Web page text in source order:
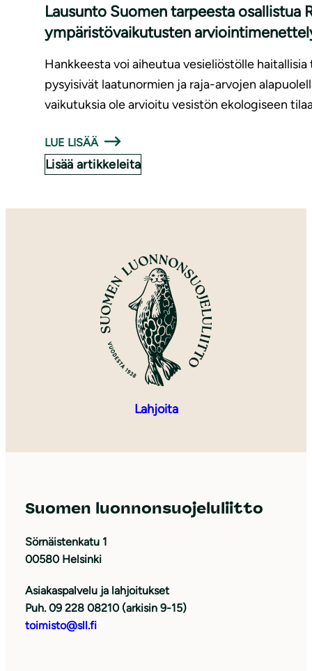
Lausunto Suomen tarpeesta osallistua
ympäristövaikutusten
Hankkeesta voi aiheutua vesieliöstölle
pysyisivät laatunormien ja raja-arvojen
vaikutuksia ole arvioitu vesistön ekologiseen
LUE LISÄÄ
Lisää artikkeleita
Lahjoita
Suomen luonnonsuojeluliitto
Sörnäistenkatu 1
00580 Helsinki
Asiakaspalvelu ja lahjoitukset
Puh. 09 228 08210 (arkisin 9-15)
toimisto@sll.fi